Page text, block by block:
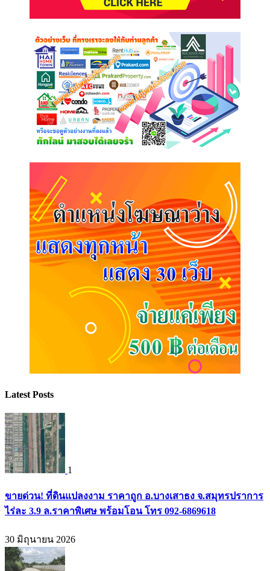
Latest Posts
1
ขายด่วน! ที่ดินแปลงงาม ราคาถูก อ.บางเสาธง จ.สมุทรปราการ
ไร่ละ 3.9 ล.ราคาพิเศษ พร้อมโอน โทร 092-6869618
30 มิถุนายน 2026